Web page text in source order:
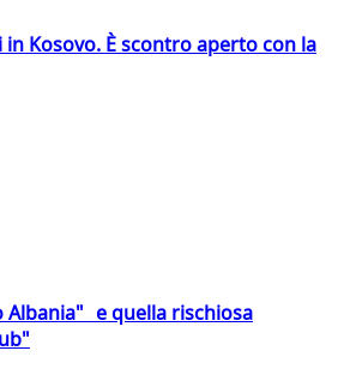
Kosovo. È scontro aperto con la
e quella rischiosa